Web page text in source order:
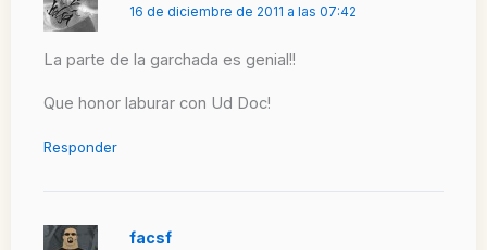
16 de diciembre de 2011 a las 07:42
La parte de la garchada es genial!!
Que honor laburar con Ud Doc!
Responder
facsf